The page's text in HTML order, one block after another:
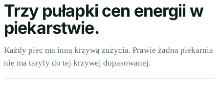
Trzy pułapki cen energii w
piekarstwie.
Każdy piec ma inną krzywą zużycia. Prawie żadna piekarnia
nie ma taryfy do tej krzywej dopasowanej.